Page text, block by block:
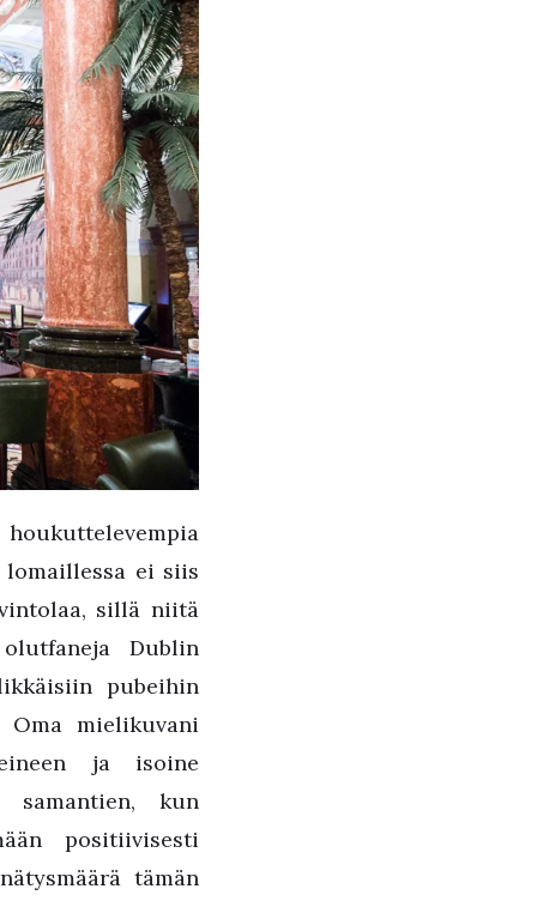
ei siis
sillä niitä
Dublin
pubeihin
mielikuvani
ja isoine
samantien, kun
positiivisesti
tämän